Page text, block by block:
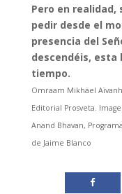
Pero en realidad,
pedir desde el
presencia del
descendéis, esta
tiempo.
Omraam Mikhäel
Editorial Prosveta.
Anand Bhavan,
de Jaime Blanco